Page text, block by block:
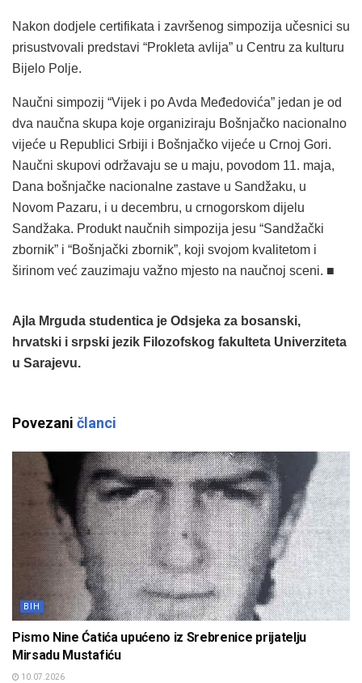
Nakon dodjele certifikata i završenog simpozija učesnici su
prisustvovali predstavi “Prokleta avlija” u Centru za kulturu
Bijelo Polje.
Naučni simpozij “Vijek i po Avda Međedovića” jedan je od
dva naučna skupa koje organiziraju Bošnjačko nacionalno
vijeće u Republici Srbiji i Bošnjačko vijeće u Crnoj Gori.
Naučni skupovi održavaju se u maju, povodom 11. maja,
Dana bošnjačke nacionalne zastave u Sandžaku, u
Novom Pazaru, i u decembru, u crnogorskom dijelu
Sandžaka. Produkt naučnih simpozija jesu “Sandžački
zbornik” i “Bošnjački zbornik”, koji svojom kvalitetom i
širinom već zauzimaju važno mjesto na naučnoj sceni. ■
Ajla Mrguda studentica je Odsjeka za bosanski,
hrvatski i srpski jezik Filozofskog fakulteta Univerziteta
u Sarajevu.
Povezani članci
BIH
Pismo Nine Ćatića upućeno iz Srebrenice prijatelju
Mirsadu Mustafiću
10.07.2026